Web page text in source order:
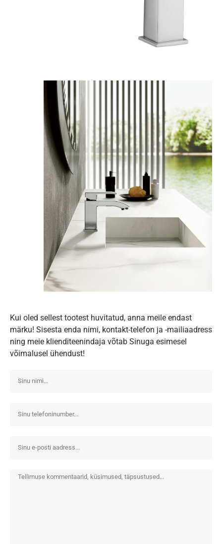
Kui oled sellest tootest huvitatud, anna meile endast
märku! Sisesta enda nimi, kontakt-telefon ja -mailiaadress
ning meie klienditeenindaja võtab Sinuga esimesel
võimalusel ühendust!